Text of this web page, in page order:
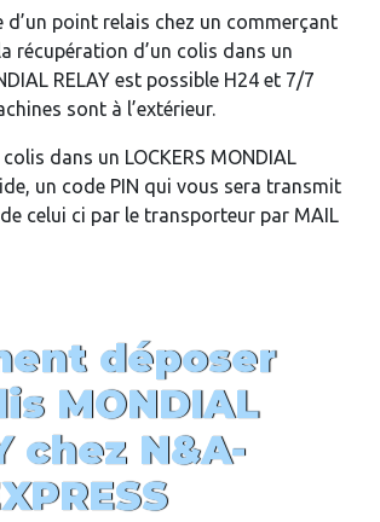
d’un point relais chez un commerçant
récupération d’un colis dans un
RELAY est possible H24 et 7/7
sont à l’extérieur.
dans un LOCKERS MONDIAL
un code PIN qui vous sera transmit
celui ci par le transporteur par MAIL
déposer
MONDIAL
chez N&A-